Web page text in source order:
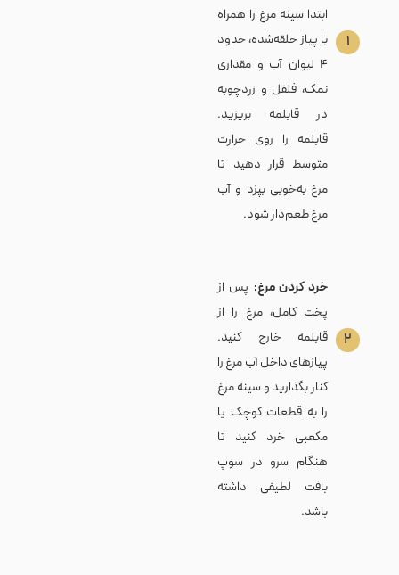
۱
ابتدا سینه مرغ را همراه
با پیاز حلقه‌شده، حدود
۴ لیوان آب و مقداری
نمک، فلفل و زردچوبه
در قابلمه بریزید.
قابلمه را روی حرارت
متوسط قرار دهید تا
مرغ به‌خوبی بپزد و آب
مرغ طعم‌دار شود.
۲
خرد کردن مرغ: پس از
پخت کامل، مرغ را از
قابلمه خارج کنید.
پیازهای داخل آب مرغ را
کنار بگذارید و سینه مرغ
را به قطعات کوچک یا
مکعبی خرد کنید تا
هنگام سرو در سوپ
بافت لطیفی داشته
باشد.